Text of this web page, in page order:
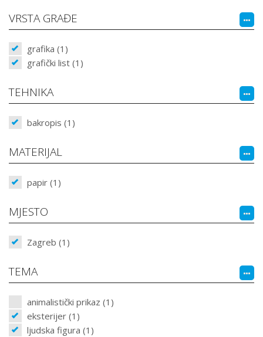
VRSTA GRAĐE
grafika (1)
grafički list (1)
TEHNIKA
bakropis (1)
MATERIJAL
papir (1)
MJESTO
Zagreb (1)
TEMA
animalistički prikaz (1)
eksterijer (1)
ljudska figura (1)